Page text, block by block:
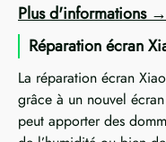
Plus d'informations
Réparation écran
La réparation écran
grâce à un nouvel
peut apporter des